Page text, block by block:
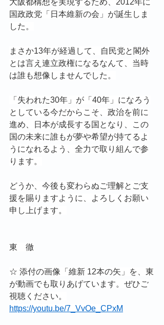
大阪都構想を実現するため、2012年に
国政政党「日本維新の会」が誕生しま
した。
まさか13年が経過して、自民党と閣外
とは言え連立政権になるなんて、当時
は誰も想像しませんでした。
「失われた30年」が「40年」になろう
としている今だからこそ、政治を前に
進め、日本が成長する国となり、この
国の未来に誰もが夢や希望が持てるよ
うになれるよう、全力で取り組んで参
ります。
どうか、今後も変わらぬご理解とご支
援を賜りますように、よろしくお願い
申し上げます。
東　徹
☆ 添付の画像「維新 12本の矢」を、東
が動画でも取りあげています。ぜひご
視聴ください。
https://youtu.be/7_VvOe_CPxM